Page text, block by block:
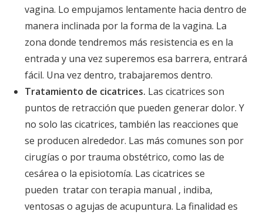
vagina. Lo empujamos lentamente hacia dentro de
manera inclinada por la forma de la vagina. La
zona donde tendremos más resistencia es en la
entrada y una vez superemos esa barrera, entrará
fácil. Una vez dentro, trabajaremos dentro.
Tratamiento de cicatrices. Las cicatrices son
puntos de retracción que pueden generar dolor. Y
no solo las cicatrices, también las reacciones que
se producen alrededor. Las más comunes son por
cirugías o por trauma obstétrico, como las de
cesárea o la episiotomía. Las cicatrices se
pueden tratar con terapia manual , indiba,
ventosas o agujas de acupuntura. La finalidad es